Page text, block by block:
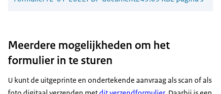
Meerdere mogelijkheden om het
formulier in te sturen
U kunt de uitgeprinte en ondertekende aanvraag als scan of als